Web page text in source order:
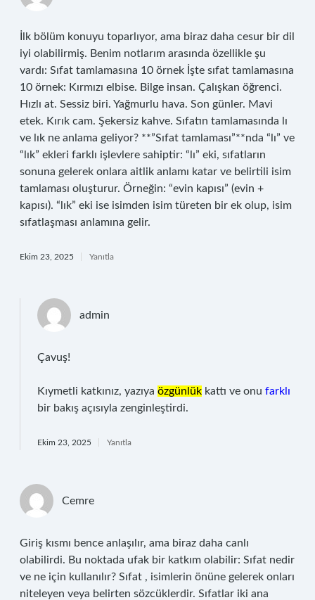
İlk bölüm konuyu toparlıyor, ama biraz daha cesur bir dil
iyi olabilirmiş. Benim notlarım arasında özellikle şu
vardı: Sıfat tamlamasına 10 örnek İşte sıfat tamlamasına
10 örnek: Kırmızı elbise. Bilge insan. Çalışkan öğrenci.
Hızlı at. Sessiz biri. Yağmurlu hava. Son günler. Mavi
etek. Kırık cam. Şekersiz kahve. Sıfatın tamlamasında lı
ve lık ne anlama geliyor? **”Sıfat tamlaması”**nda “lı” ve
“lık” ekleri farklı işlevlere sahiptir: “lı” eki, sıfatların
sonuna gelerek onlara aitlik anlamı katar ve belirtili isim
tamlaması oluşturur. Örneğin: “evin kapısı” (evin +
kapısı). “lık” eki ise isimden isim türeten bir ek olup, isim
sıfatlaşması anlamına gelir.
Ekim 23, 2025 Yanıtla
admin
Çavuş!
Kıymetli katkınız, yazıya özgünlük kattı ve onu farklı
bir bakış açısıyla zenginleştirdi.
Ekim 23, 2025 Yanıtla
Cemre
Giriş kısmı bence anlaşılır, ama biraz daha canlı
olabilirdi. Bu noktada ufak bir katkım olabilir: Sıfat nedir
ve ne için kullanılır? Sıfat , isimlerin önüne gelerek onları
niteleyen veya belirten sözcüklerdir. Sıfatlar iki ana